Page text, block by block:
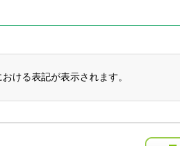
ける表記が表示されます。